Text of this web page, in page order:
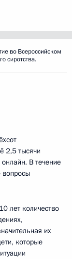
во Всероссийском
сиротства.
2,5 тысячи
онлайн. В течение
вопросы
лет количество
их
которые